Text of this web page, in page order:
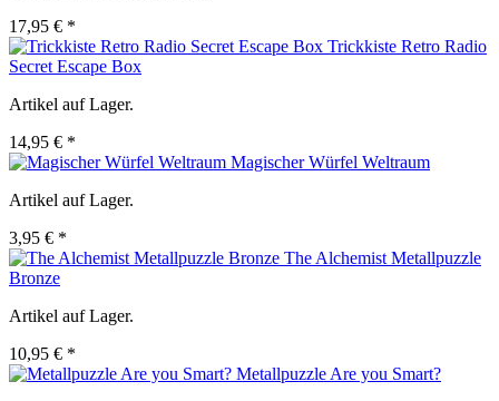
17,95 € *
Trickkiste Retro Radio
Secret Escape Box
Artikel auf Lager.
14,95 € *
Magischer Würfel Weltraum
Artikel auf Lager.
3,95 € *
The Alchemist Metallpuzzle
Bronze
Artikel auf Lager.
10,95 € *
Metallpuzzle Are you Smart?